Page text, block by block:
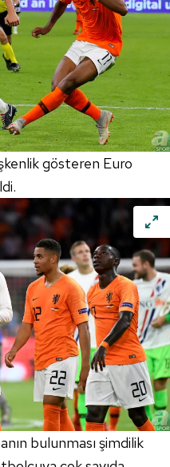
gösteren Euro
bulunması şimdilik